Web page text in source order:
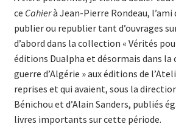
ce Cahierà Jean-Pierre Rondeau, l’ami
publier ou republier tant d’ouvrages
d’abord dans la collection « Vérités
éditions Dualpha et désormais dans la
guerre d’Algérie » aux éditions de
reprises et qui avaient, sous la
Bénichou et d’Alain Sanders, publiés
livres importants sur cette période.